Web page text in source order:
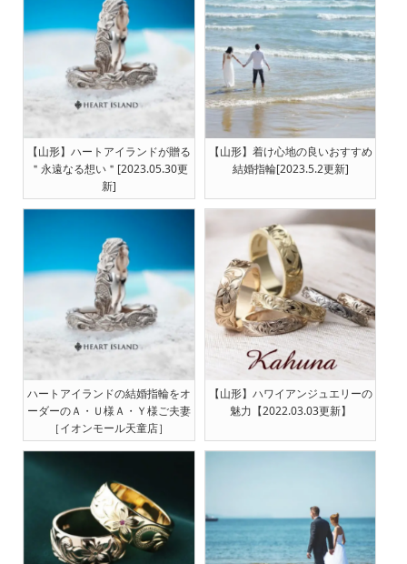
【山形】ハートアイランドが贈る
＂永遠なる想い＂[2023.05.30更
新]
【山形】着け心地の良いおすすめ
結婚指輪[2023.5.2更新]
ハートアイランドの結婚指輪をオ
ーダーのＡ・Ｕ様Ａ・Ｙ様ご夫妻
［イオンモール天童店］
【山形】ハワイアンジュエリーの
魅力【2022.03.03更新】